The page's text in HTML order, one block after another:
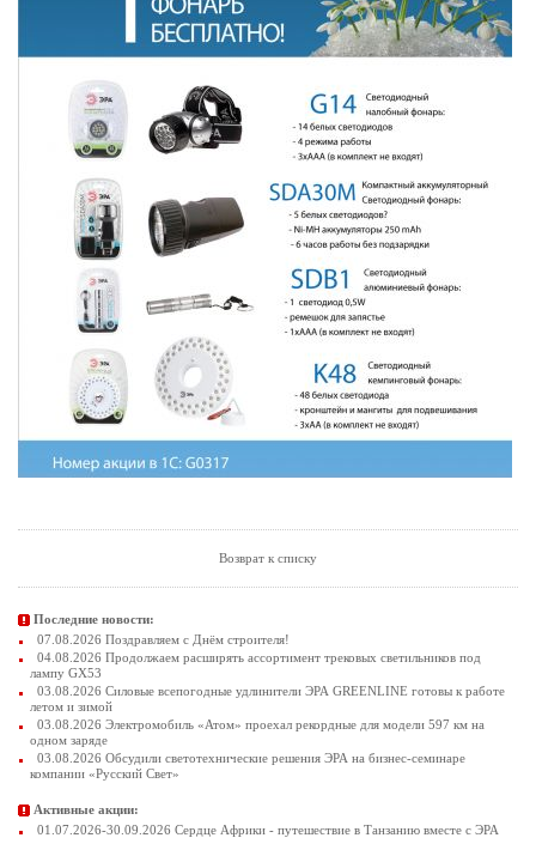
Возврат к списку
Последние новости:
07.08.2026 Поздравляем с Днём строителя!
04.08.2026 Продолжаем расширять ассортимент трековых светильников под
лампу GX53
03.08.2026 Силовые всепогодные удлинители ЭРА GREENLINE готовы к работе
летом и зимой
03.08.2026 Электромобиль «Атом» проехал рекордные для модели 597 км на
одном заряде
03.08.2026 Обсудили светотехнические решения ЭРА на бизнес-семинаре
компании «Русский Свет»
Активные акции:
01.07.2026-30.09.2026 Сердце Африки - путешествие в Танзанию вместе с ЭРА